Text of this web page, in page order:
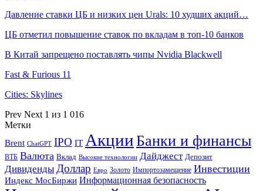
Давление ставки ЦБ и низких цен Urals: 10 худших акций…
ЦБ отметил повышение ставок по вкладам в топ-10 банков
В Китай запрещено поставлять чипы Nvidia Blackwell
Fast & Furious 11
Cities: Skylines
Prev Next 1 из 1 016
Метки
Brent ChatGPT IPO IT АкцииБанки и финансы
ВТБ Валюта Вклад Высокие технологии Дайджест Депозит
Дивиденды Доллар Евро Золото Импортозамещение Инвестиции
Индекс МосБиржи Информационная безопасность